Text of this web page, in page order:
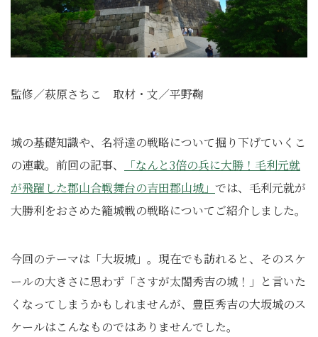
監修／萩原さちこ 取材・文／平野鞠
城の基礎知識や、名将達の戦略について掘り下げていくこ
の連載。前回の記事、
「なんと3倍の兵に大勝！毛利元就
が飛躍した郡山合戦舞台の吉田郡山城」 では、毛利元就が
大勝利をおさめた籠城戦の戦略についてご紹介しました。
今回のテーマは「大坂城」。現在でも訪れると、そのスケ
ールの大きさに思わず「さすが太閤秀吉の城！」と言いた
くなってしまうかもしれませんが、豊臣秀吉の大坂城のス
ケールはこんなものではありませんでした。